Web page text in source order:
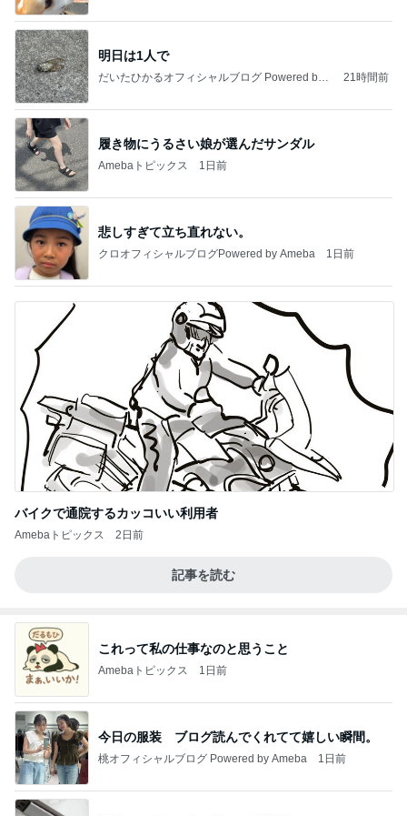
明日は1人で
だいたひかるオフィシャルブログ Powered by
21時間前
履き物にうるさい娘が選んだサンダル
Amebaトピックス 1日前
悲しすぎて立ち直れない。
クロオフィシャルブログPowered by Ameba 1日前
バイクで通院するカッコいい利用者
Amebaトピックス 2日前
記事を読む
これって私の仕事なのと思うこと
Amebaトピックス 1日前
今日の服装 ブログ読んでくれてて嬉しい瞬間。
桃オフィシャルブログ Powered by Ameba 1日前